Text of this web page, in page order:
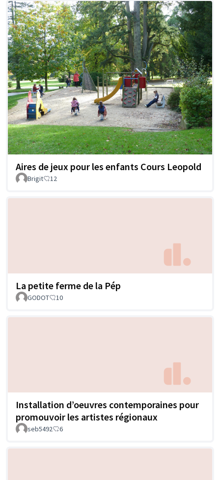
Aires de jeux pour les enfants Cours Leopold
Brigit 12
La petite ferme de la Pép
GODOT 10
Installation d’oeuvres contemporaines pour
promouvoir les artistes régionaux
seb5492 6